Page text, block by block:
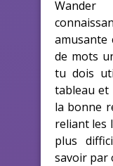
amusante
de mots
tu dois
tableau et
la bonne
reliant les
plus
savoir par